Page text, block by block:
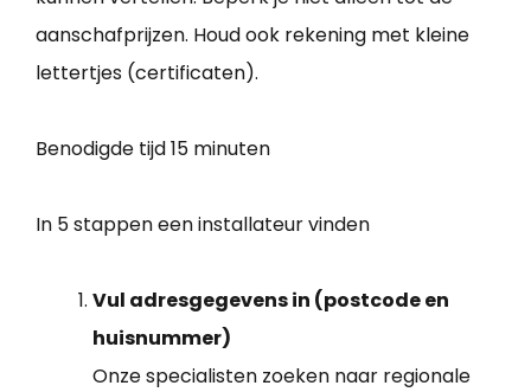
aanschafprijzen. Houd ook rekening met kleine
lettertjes (certificaten).
Benodigde tijd15 minuten
In 5 stappen een installateur vinden
Vul adresgegevens in (postcode en
huisnummer)
Onze specialisten zoeken naar regionale